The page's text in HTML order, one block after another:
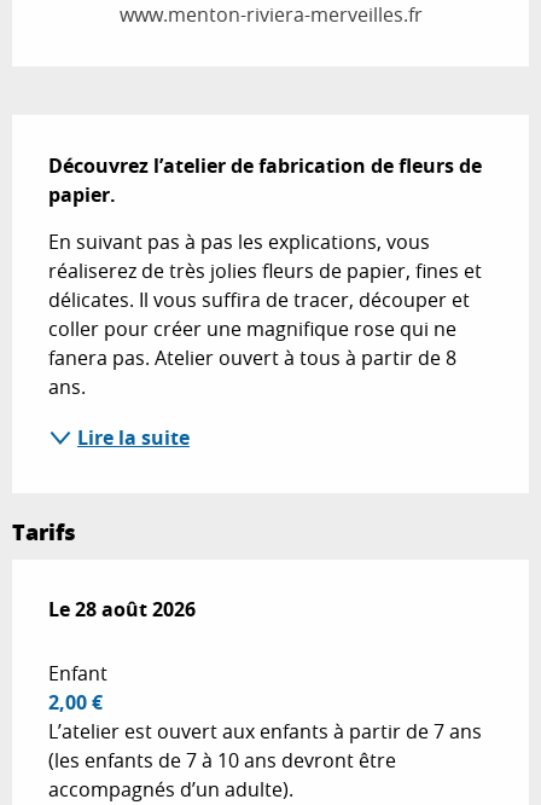
www.menton-riviera-merveilles.fr
Découvrez l’atelier de fabrication de fleurs de
papier.
En suivant pas à pas les explications, vous
réaliserez de très jolies fleurs de papier, fines et
délicates. Il vous suffira de tracer, découper et
coller pour créer une magnifique rose qui ne
fanera pas. Atelier ouvert à tous à partir de 8
ans.
Lire la suite
Tarifs
Le28 août 2026
Le28 août 2026
Enfant
2,00 €
L’atelier est ouvert aux enfants à partir de 7 ans
(les enfants de 7 à 10 ans devront être
accompagnés d’un adulte).